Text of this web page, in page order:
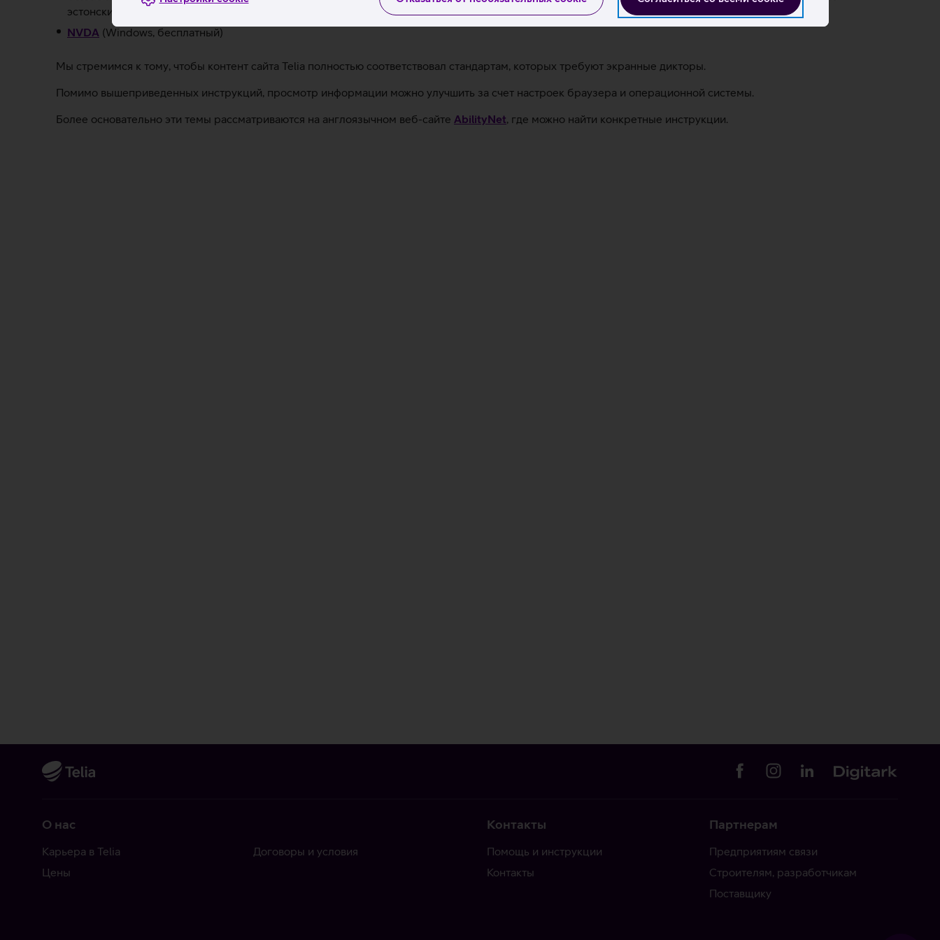
эстонски)
NVDA (Windows, бесплатный)
Мы стремимся к тому, чтобы контент сайта Telia полностью соответствовал стандартам, которых требуют экранные дикторы.
Помимо вышеприведенных инструкций, просмотр информации можно улучшить за счет настроек браузера и операционной системы.
Более основательно эти темы рассматриваются на англоязычном веб-сайте AbilityNet, где можно найти конкретные инструкции.
О нас
Карьера в Telia
Цены
Договоры и условия
Контакты
Помощь и инструкции
Контакты
Партнерам
Предприятиям связи
Строителям, разработчикам
Поставщику